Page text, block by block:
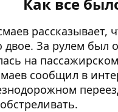
рассказывает,
двое. За рулем был
на
сообщил в